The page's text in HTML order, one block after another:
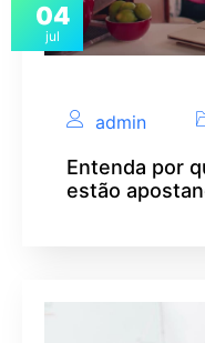
04
jul
admin
Entenda por
estão